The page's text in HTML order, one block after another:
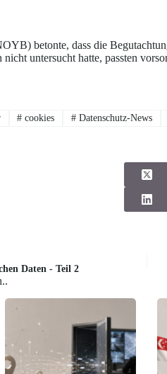
betonte, dass die
nicht untersucht hatte, passten
# cookies # Datenschutz-News
Daten - Teil 2